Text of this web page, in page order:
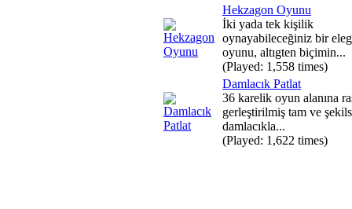
Hekzagon Oyunu
İki yada tek kişilik
oynayabileceğiniz bir
oyunu, altıgten biçimin...
(Played: 1,558 times)
Damlacık Patlat
36 karelik oyun alanına
gerleştirilmiş tam ve
damlacıkla...
(Played: 1,622 times)